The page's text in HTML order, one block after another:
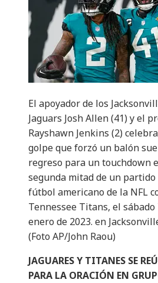
El apoyador de los
Jaguars Josh Allen (41) y el
Rayshawn Jenkins (2)
golpe que forzó un balón
regreso para un touchdown
segunda mitad de un partido
fútbol americano de la NFL
Tennessee Titans, el sábado
enero de 2023. en
(Foto AP/John Raou)
JAGUARES Y TITANES SE
PARA LA ORACIÓN EN